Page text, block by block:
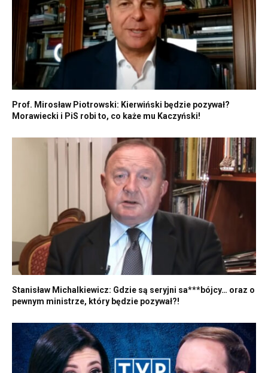
Prof. Mirosław Piotrowski: Kierwiński będzie pozywał?
Morawiecki i PiS robi to, co każe mu Kaczyński!
Stanisław Michalkiewicz: Gdzie są seryjni sa***bójcy… oraz o
pewnym ministrze, który będzie pozywał?!